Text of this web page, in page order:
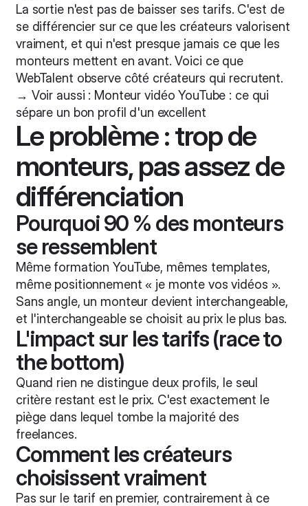
La sortie n'est pas de baisser ses tarifs. C'est de
se différencier sur ce que les créateurs valorisent
vraiment, et qui n'est presque jamais ce que les
monteurs mettent en avant. Voici ce que
WebTalent observe côté créateurs qui recrutent.
→ Voir aussi : Monteur vidéo YouTube : ce qui
sépare un bon profil d'un excellent
Le problème : trop de
monteurs, pas assez de
différenciation
Pourquoi 90 % des monteurs
se ressemblent
Même formation YouTube, mêmes templates,
même positionnement « je monte vos vidéos ».
Sans angle, un monteur devient interchangeable,
et l'interchangeable se choisit au prix le plus bas.
L'impact sur les tarifs (race to
the bottom)
Quand rien ne distingue deux profils, le seul
critère restant est le prix. C'est exactement le
piège dans lequel tombe la majorité des
freelances.
Comment les créateurs
choisissent vraiment
Pas sur le tarif en premier, contrairement à ce